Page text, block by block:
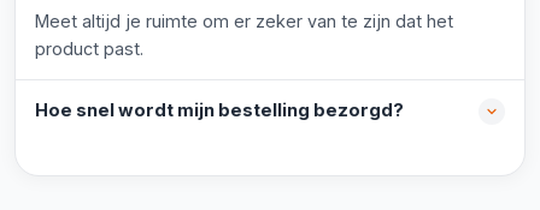
Meet altijd je ruimte om er zeker van te zijn dat het
product past.
Hoe snel wordt mijn bestelling bezorgd?